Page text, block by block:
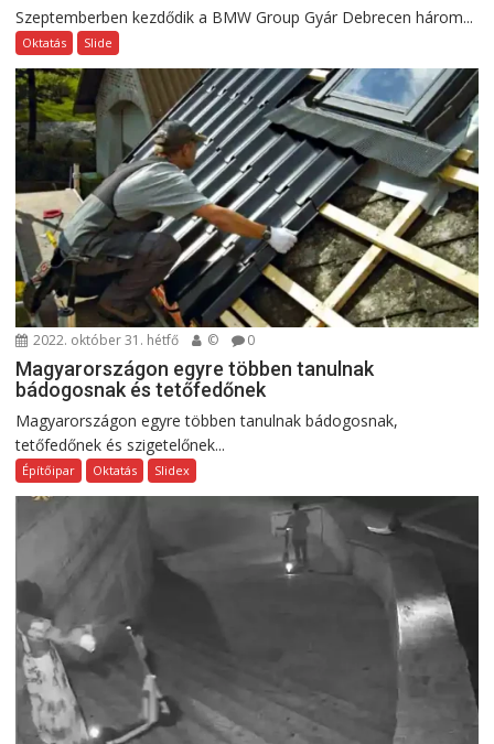
Szeptemberben kezdődik a BMW Group Gyár Debrecen három...
Oktatás Slide
2022. október 31. hétfő © 0
Magyarországon egyre többen tanulnak
bádogosnak és tetőfedőnek
Magyarországon egyre többen tanulnak bádogosnak,
tetőfedőnek és szigetelőnek...
Építőipar Oktatás Slidex